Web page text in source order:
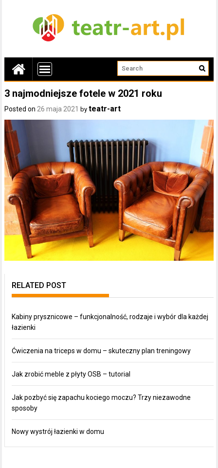
3 najmodniejsze fotele w 2021 roku
Posted on 26 maja 2021 byteatr-art
RELATED POST
Kabiny prysznicowe – funkcjonalność, rodzaje i wybór dla każdej
łazienki
Ćwiczenia na triceps w domu – skuteczny plan treningowy
Jak zrobić meble z płyty OSB – tutorial
Jak pozbyć się zapachu kociego moczu? Trzy niezawodne
sposoby
Nowy wystrój łazienki w domu